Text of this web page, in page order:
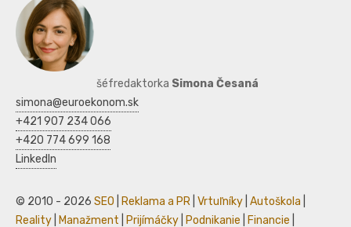
šéfredaktorka Simona Česaná
simona@euroekonom.sk
+421 907 234 066
+420 774 699 168
LinkedIn
© 2010 - 2026 SEO Reklama a PR Vrtuľníky Autoškola
Reality
Manažment Prijímáčky Podnikanie Financie